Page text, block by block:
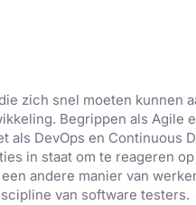
zich snel moeten kunnen
Begrippen als Agile
als DevOps en Continuous
in staat om te reageren
andere manier van
van software testers.